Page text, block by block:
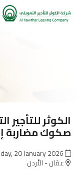
الكوثر للتأجير
صكوك مضاربة
عمّان - الأردن